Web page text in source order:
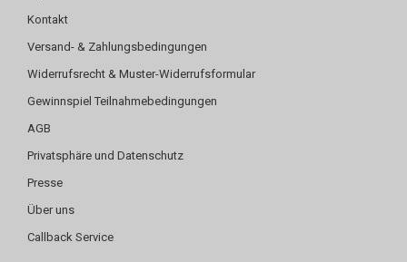
Kontakt
Versand- & Zahlungsbedingungen
Widerrufsrecht & Muster-Widerrufsformular
Gewinnspiel Teilnahmebedingungen
AGB
Privatsphäre und Datenschutz
Presse
Über uns
Callback Service